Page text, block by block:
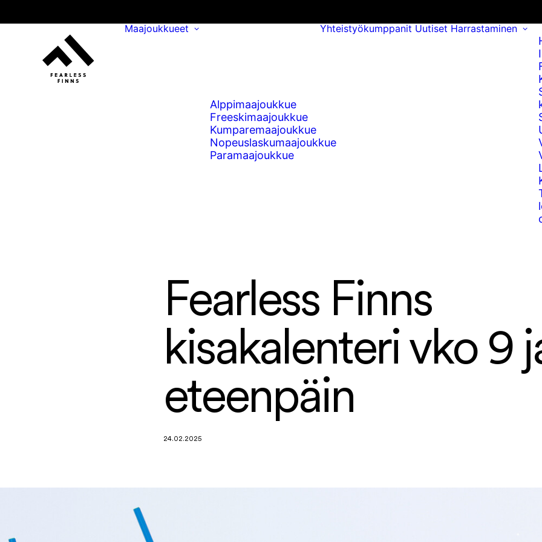
Maajoukkueet
Alppimaajoukkue
Freeskimaajoukkue
Kumparemaajoukkue
Nopeuslaskumaajoukkue
Paramaajoukkue
Yhteistyökumppanit Uutiset Harrastaminen
Fearless Finns
kisakalenteri vko 9
eteenpäin
24.02.2025